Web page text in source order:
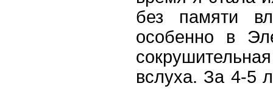
без памяти
особенно в
вслуха. За 4-5